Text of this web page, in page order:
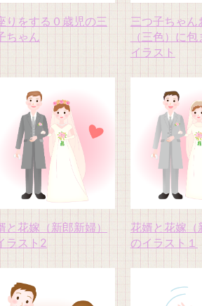
りをする０歳児の三
ちゃん
三つ子ちゃん
（三色）に
イラスト
と花嫁（新郎新婦）
ラスト2
花婿と花嫁（
のイラスト１